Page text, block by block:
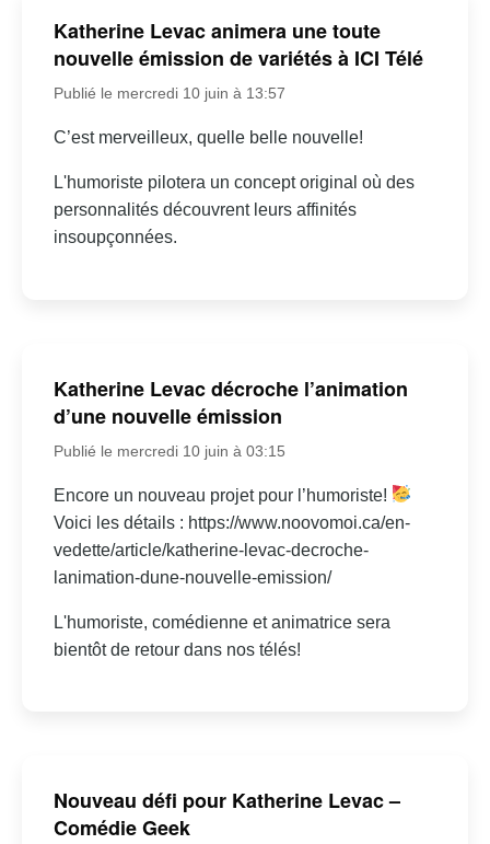
Katherine Levac animera une toute
nouvelle émission de variétés à ICI Télé
Publié le mercredi 10 juin à 13:57
C’est merveilleux, quelle belle nouvelle!
L'humoriste pilotera un concept original où des
personnalités découvrent leurs affinités
insoupçonnées.
Katherine Levac décroche l’animation
d’une nouvelle émission
Publié le mercredi 10 juin à 03:15
Encore un nouveau projet pour l’humoriste!
Voici les détails : https://www.noovomoi.ca/en-
vedette/article/katherine-levac-decroche-
lanimation-dune-nouvelle-emission/
L'humoriste, comédienne et animatrice sera
bientôt de retour dans nos télés!
Nouveau défi pour Katherine Levac –
Comédie Geek